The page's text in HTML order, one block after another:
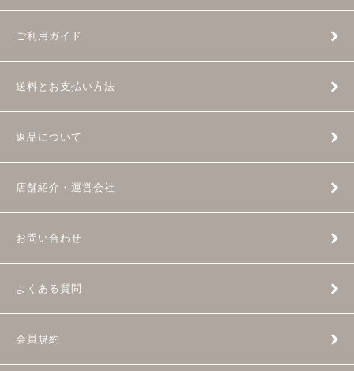
ご利用ガイド
送料とお支払い方法
返品について
店舗紹介・運営会社
お問い合わせ
よくある質問
会員規約